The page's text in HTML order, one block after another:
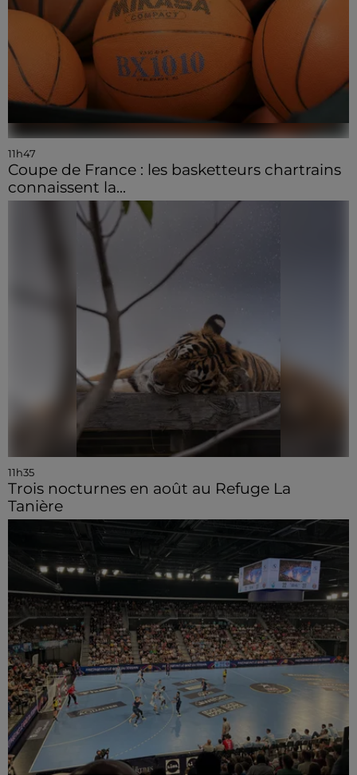
11h47
Coupe de France : les basketteurs chartrains
connaissent la...
11h35
Trois nocturnes en août au Refuge La
Tanière